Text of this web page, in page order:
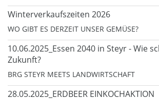
Winterverkaufszeiten 2026
WO GIBT ES DERZEIT UNSER GEMÜSE?
10.06.2025_Essen 2040 in Steyr - Wie
Zukunft?
BRG STEYR MEETS LANDWIRTSCHAFT
28.05.2025_ERDBEER EINKOCHAKTION